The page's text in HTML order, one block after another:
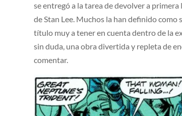
se entregó a la tarea de devolver a
de Stan Lee. Muchos la han definido
título muy a tener en cuenta dentro de la
sin duda, una obra divertida y repleta de
comentar.